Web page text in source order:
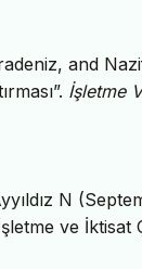
and
İşletme
N
ve İktisat